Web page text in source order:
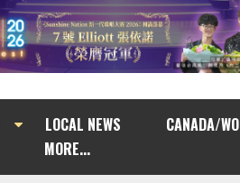
LOCAL NEWS
CANADA/
MORE...